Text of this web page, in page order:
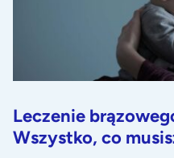
Leczenie
Wszystko, co